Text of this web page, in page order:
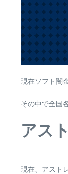
現在ソフト闇
その中で全国
アス
現在、アスト